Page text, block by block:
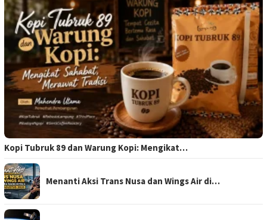
Kopi Tubruk 89 dan Warung Kopi: Mengikat…
Menanti Aksi Trans Nusa dan Wings Air di…